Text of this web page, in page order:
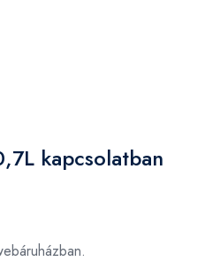
kapcsolatban